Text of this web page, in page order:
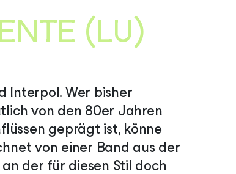
(LU)
Interpol. Wer bisher
von den 80er Jahren
geprägt ist, könne
von einer Band aus der
der für diesen Stil doch